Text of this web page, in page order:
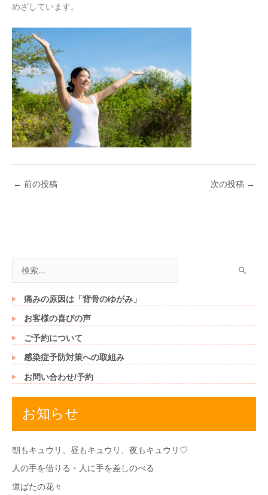
索
対
痛みの原因は「背骨のゆがみ」
お客様の喜びの声
ご予約について
感染症予防対策への取組み
お問い合わせ/予約
お知らせ
朝もキュウリ、昼もキュウリ、夜もキュウリ♡
人の手を借りる・人に手を差しのべる
道ばたの花々
めざしています。
← 前の投稿 次の投稿 →